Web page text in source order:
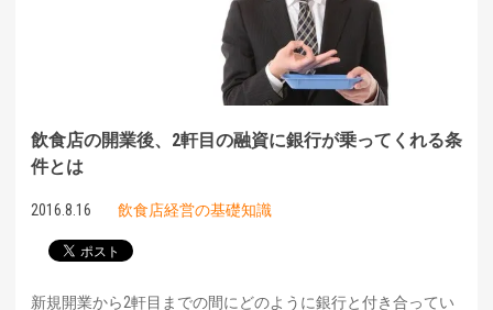
飲食店の開業後、2軒目の融資に銀行が乗ってくれる条
件とは
2016.8.16 飲食店経営の基礎知識
新規開業から2軒目までの間にどのように銀行と付き合ってい